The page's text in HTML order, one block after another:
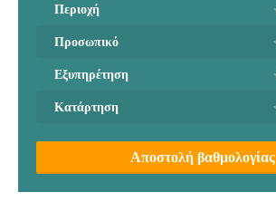
Περιοχή
Προσωπικό
Εξυπηρέτηση
Κατάρτηση
Αποστολή βαθμολογίας